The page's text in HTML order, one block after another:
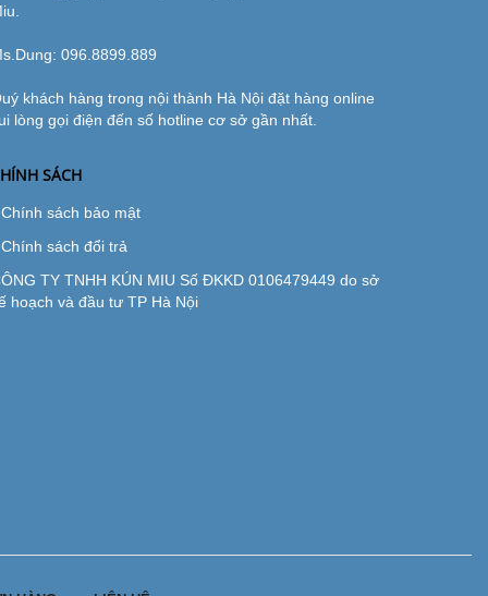
096.8899.889
khách hàng trong nội thành Hà Nội đặt hàng online
lòng gọi điện đến số hotline cơ sở gần nhất.
SÁCH
Chính sách bảo mật
Chính sách đổi trả
TY TNHH KÚN MIU Số ĐKKD 0106479449 do sở
hoạch và đầu tư TP Hà Nội